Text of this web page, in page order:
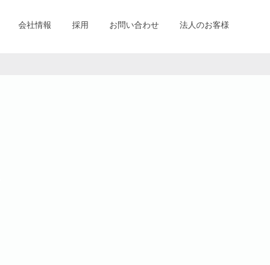
会社情報 採用 お問い合わせ 法人のお客様